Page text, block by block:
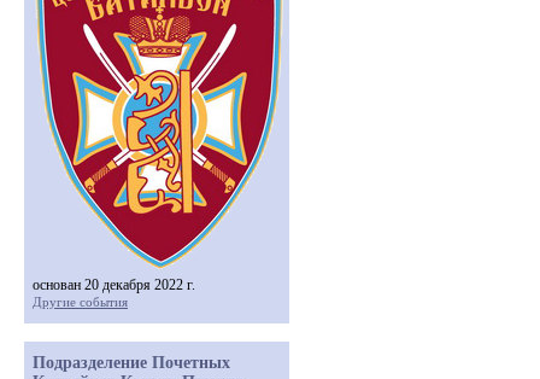
основан 20 декабря 2022 г.
Другие события
Подразделение Почетных